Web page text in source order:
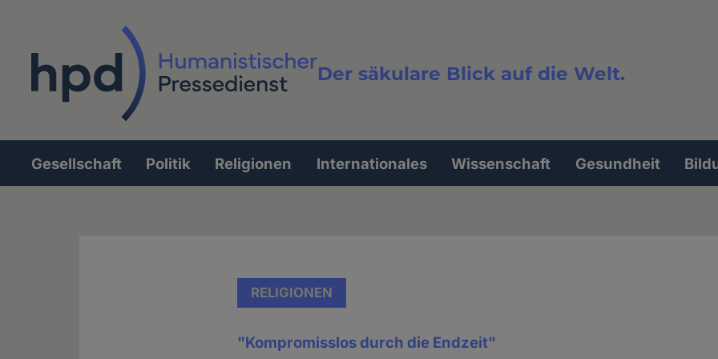
Der säkulare Blick auf die Welt.
Volltextsuche
Hauptnavigation
Gesellschaft Politik Religionen Internationales Wissenschaft Gesundheit
RELIGIONEN
"Kompromisslos durch die Endzeit"